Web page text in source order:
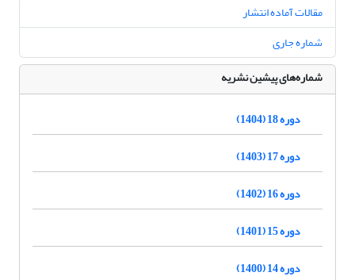
مقالات آماده انتشار
شماره جاری
شماره‌های پیشین نشریه
دوره 18 (1404)
دوره 17 (1403)
دوره 16 (1402)
دوره 15 (1401)
دوره 14 (1400)